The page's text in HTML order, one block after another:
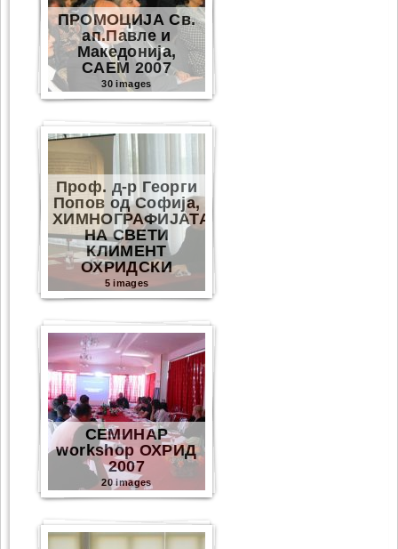
ПРОМОЦИЈА Св.
ап.Павле и
Македонија,
САЕМ 2007
30 images
Проф. д-р Георги
Попов од Софија,
ХИМНОГРАФИЈАТА
НА СВЕТИ
КЛИМЕНТ
ОХРИДСКИ
5 images
СЕМИНАР
workshop ОХРИД
2007
20 images